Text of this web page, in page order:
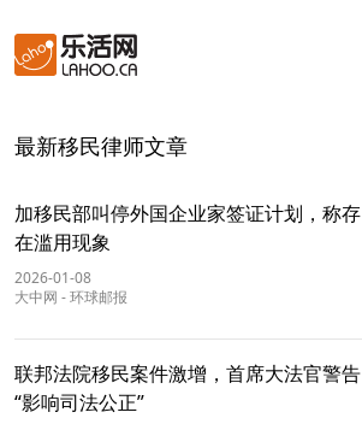
最新移民律师文章
加移民部叫停外国企业家签证计划，称存
在滥用现象
2026-01-08
大中网 -环球邮报
联邦法院移民案件激增，首席大法官警告
“影响司法公正”